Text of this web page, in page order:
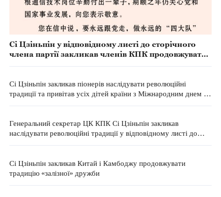
Сі Цзіньпін у відповідному листі до сторічного
члена партії закликав членів КПК продовжувати
Сі Цзіньпін закликав піонерів наслідувати революційні
традиції та привітав усіх дітей країни з Міжнародним днем ​​
Генеральний секретар ЦК КПК Сі Цзіньпін закликав
наслідувати революційні традиції у відповідному листі до
Сі Цзіньпін закликав Китай і Камбоджу продовжувати
традицію «залізної» дружби